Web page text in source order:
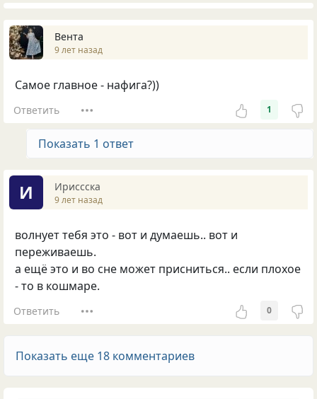
Вента
9 лет назад
Самое главное - нафига?))
Ответить 1
Показать 1 ответ
И Ириссска
9 лет назад
волнует тебя это - вот и думаешь.. вот и
переживаешь.
а ещё это и во сне может присниться.. если плохое
- то в кошмаре.
Ответить 0
Показать еще 18 комментариев